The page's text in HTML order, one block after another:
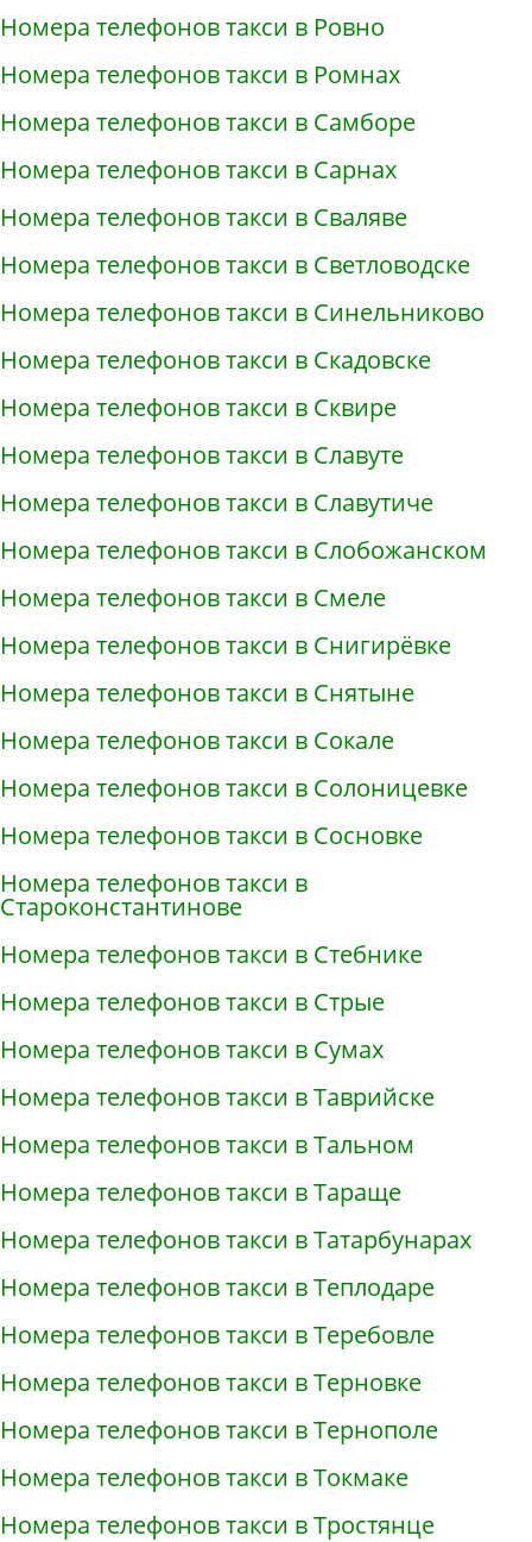
Номера телефонов такси в Ровно
Номера телефонов такси в Ромнах
Номера телефонов такси в Самборе
Номера телефонов такси в Сарнах
Номера телефонов такси в Сваляве
Номера телефонов такси в Светловодске
Номера телефонов такси в Синельниково
Номера телефонов такси в Скадовске
Номера телефонов такси в Сквире
Номера телефонов такси в Славуте
Номера телефонов такси в Славутиче
Номера телефонов такси в Слобожанском
Номера телефонов такси в Смеле
Номера телефонов такси в Снигирёвке
Номера телефонов такси в Снятыне
Номера телефонов такси в Сокале
Номера телефонов такси в Солоницевке
Номера телефонов такси в Сосновке
Номера телефонов такси в
Староконстантинове
Номера телефонов такси в Стебнике
Номера телефонов такси в Стрые
Номера телефонов такси в Сумах
Номера телефонов такси в Таврийске
Номера телефонов такси в Тальном
Номера телефонов такси в Тараще
Номера телефонов такси в Татарбунарах
Номера телефонов такси в Теплодаре
Номера телефонов такси в Теребовле
Номера телефонов такси в Терновке
Номера телефонов такси в Тернополе
Номера телефонов такси в Токмаке
Номера телефонов такси в Тростянце